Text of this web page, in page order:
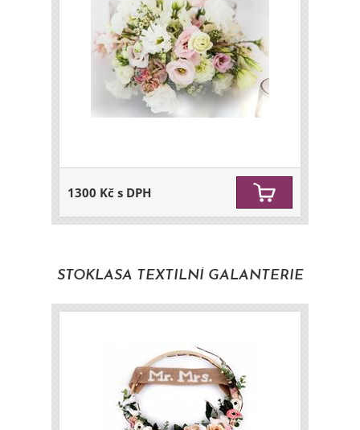
1300 Kč s DPH
STOKLASA TEXTILNÍ GALANTERIE